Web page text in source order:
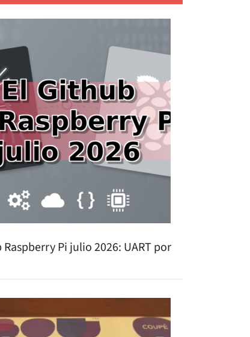
Raspberry Pi julio 2026: UART por